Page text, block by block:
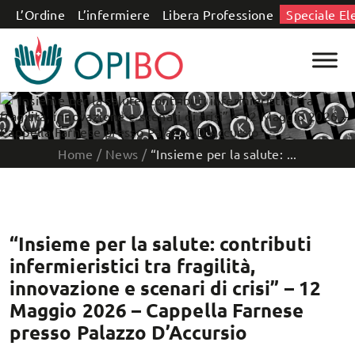
Salta al contenuto
L’Ordine L’infermiere Libera Professione Speciale
Home / News / “Insieme per la salute: ...
“Insieme per la salute: contributi
infermieristici tra fragilità,
innovazione e scenari di crisi” – 12
Maggio 2026 – Cappella Farnese
presso Palazzo D’Accursio